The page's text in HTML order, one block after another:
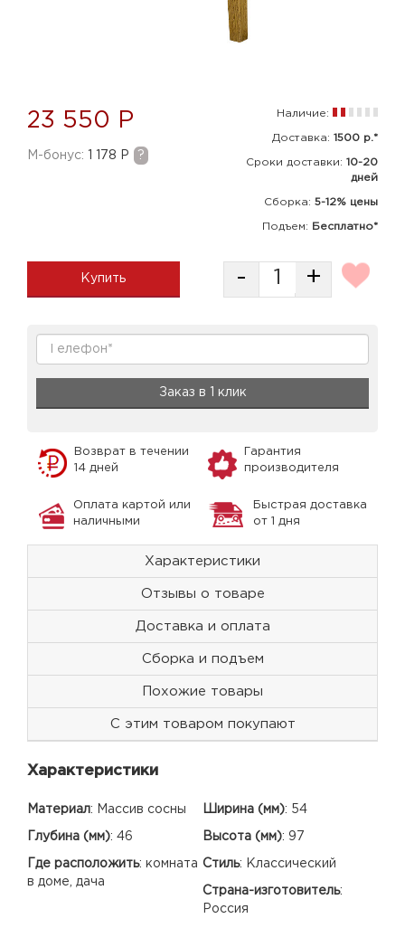
23 550 Р
M-бонус: 1 178 Р ?
Наличие:
Доставка: 1500 р.*
Сроки доставки: 10-20
дней
Сборка: 5-12% цены
Подъем: Бесплатно*
Купить - +
Заказ в 1 клик
Возврат в течении
14 дней
Гарантия
производителя
Оплата картой или
наличными
Быстрая доставка
от 1 дня
Характеристики
Отзывы о товаре
Доставка и оплата
Сборка и подъем
Похожие товары
С этим товаром покупают
Характеристики
Материал: Массив сосны Ширина (мм): 54
Глубина (мм): 46 Высота (мм): 97
Где расположить: комната
в доме, дача
Стиль: Классический
Страна-изготовитель:
Россия